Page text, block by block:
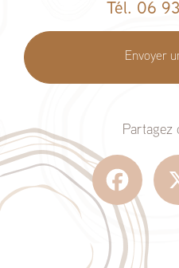
Tél. 06
Envoyer
Partagez